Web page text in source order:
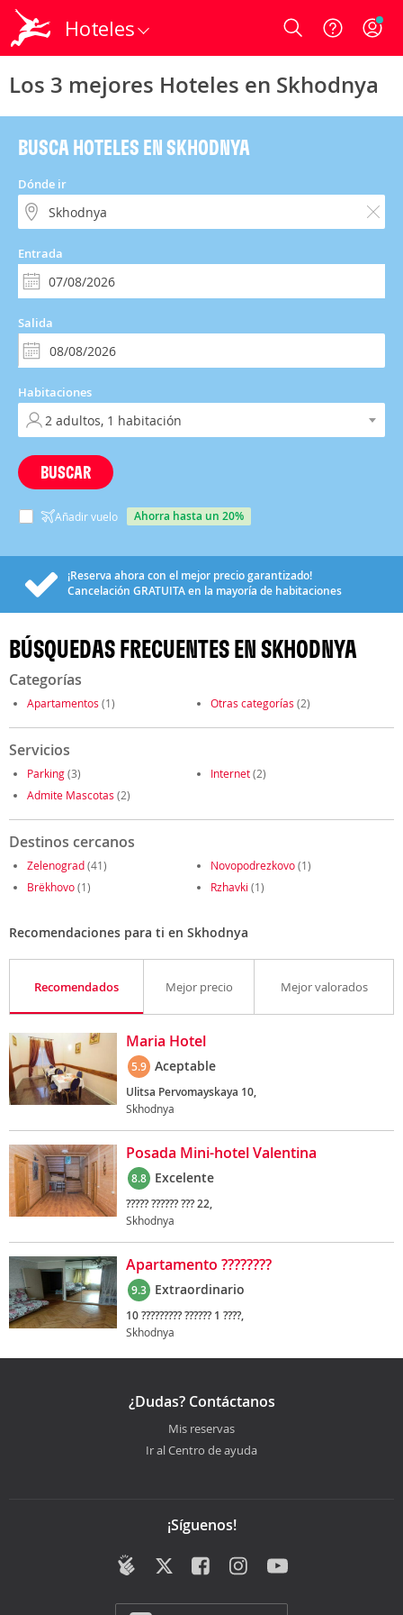
Hoteles Login
Los 3 mejores Hoteles en Skhodnya
BUSCA HOTELES EN SKHODNYA
Dónde ir
Entrada
Salida
Habitaciones
BUSCAR
Añadir vuelo ahorra hasta un 20%
¡Reserva ahora con el mejor precio garantizado!
Cancelación GRATUITAen la mayoría de habitaciones
BÚSQUEDAS FRECUENTES EN SKHODNYA
Categorías
Apartamentos (1) Otras categorías (2)
Servicios
Parking(3) Internet(2)
Admite Mascotas (2)
Destinos cercanos
Zelenograd(41) Novopodrezkovo(1)
Brëkhovo(1) Rzhavki (1)
Recomendaciones para ti en Skhodnya
Recomendados Mejor precio Mejor valorados
Maria Hotel
5.9 Aceptable
Ulitsa Pervomayskaya 10,
Skhodnya
Posada Mini-hotel Valentina
8.8 Excelente
????? ?????? ??? 22,
Skhodnya
Apartamento ????????
9.3 Extraordinario
10 ????????? ?????? 1 ????,
Skhodnya
¿Dudas? Contáctanos
Mis reservas
Ir al Centro de ayuda
¡Síguenos!